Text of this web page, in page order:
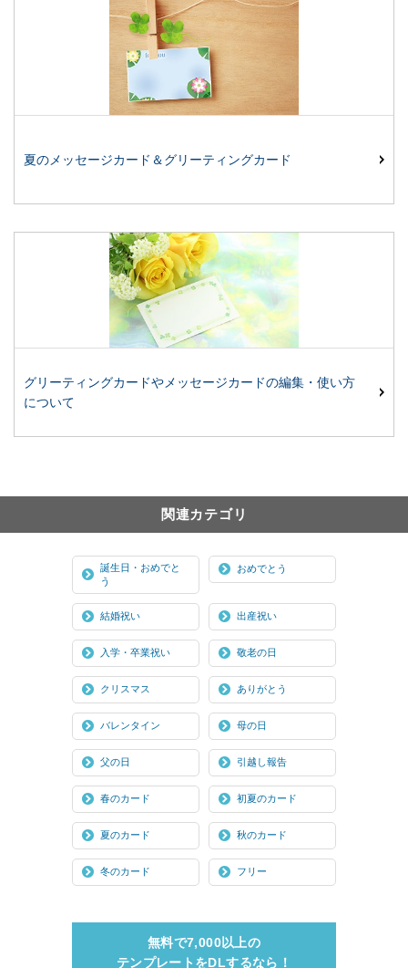
夏のメッセージカード＆グリーティングカード
グリーティングカードやメッセージカードの編集・使い方
について
関連カテゴリ
誕生日・おめでと
う
おめでとう
結婚祝い 出産祝い
入学・卒業祝い 敬老の日
クリスマス ありがとう
バレンタイン 母の日
父の日 引越し報告
春のカード 初夏のカード
夏のカード 秋のカード
冬のカード フリー
無料で7,000以上の
テンプレートをDLするなら！